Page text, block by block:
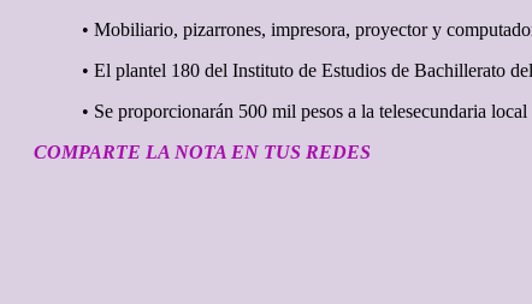
• Mobiliario, pizarrones, impresora, proyector y
• El plantel 180 del Instituto de Estudios de Bachillerato
• Se proporcionarán 500 mil pesos a la telesecundaria
COMPARTE LA NOTA EN TUS REDES